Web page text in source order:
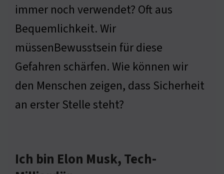
immer noch verwendet? Oft aus
Bequemlichkeit. Wir
müssenBewusstsein für diese
Gefahren schärfen. Wie können wir
den Menschen zeigen, dass Sicherheit
an erster Stelle steht?
Ich bin Elon Musk, Tech-